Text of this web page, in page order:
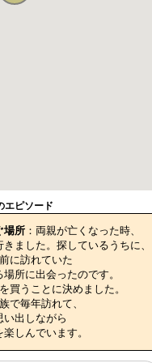
エピソード
場所 ：両親が亡くなった時、
ました。探しているうちに、
に訪れていた
所に出会ったのです。
買うことに決めました。
で毎年訪れて、
い出しながら
しんでいます。